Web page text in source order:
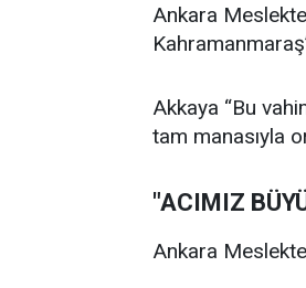
Ankara
Akkaya “Bu
tam manasıyla
"ACIMIZ
Ankara